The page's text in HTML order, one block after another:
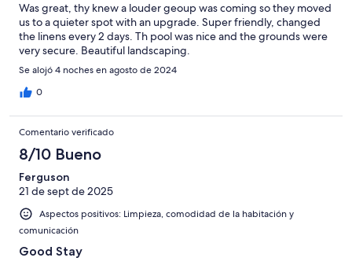
Was great, thy knew a louder geoup was coming so they moved
us to a quieter spot with an upgrade. Super friendly, changed
the linens every 2 days. Th pool was nice and the grounds were
very secure. Beautiful landscaping.
Se alojó 4 noches en agosto de 2024
0
Comentario verificado
8/10 Bueno
Ferguson
21 de sept de 2025
Aspectos positivos: Limpieza, comodidad de la habitación y
comunicación
Good Stay